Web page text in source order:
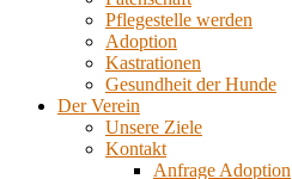
Pflegestelle werden
Adoption
Kastrationen
Gesundheit der Hunde
Der Verein
Unsere Ziele
Kontakt
Anfrage Adoption